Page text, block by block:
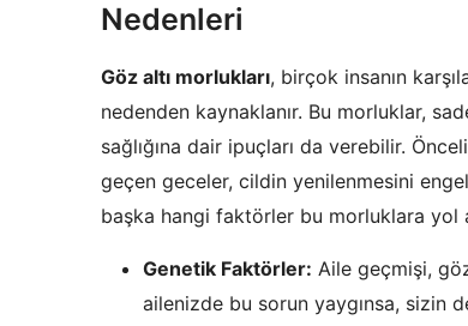
Nedenleri
Göz altı morlukları, birçok insanın
nedenden kaynaklanır. Bu morluklar,
sağlığına dair ipuçları da verebilir.
geçen geceler, cildin yenilenmesini
başka hangi faktörler bu morluklara yol
Genetik Faktörler: Aile geçmişi,
ailenizde bu sorun yaygınsa, sizin